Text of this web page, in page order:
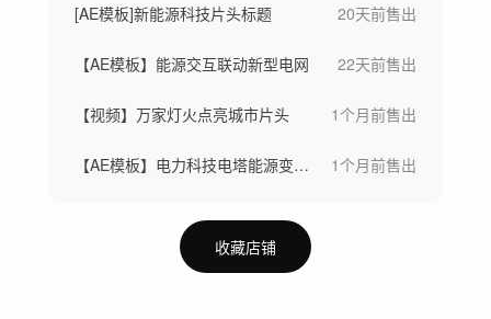
[AE模板]新能源科技片头标题 20天前售出
【AE模板】能源交互联动新型电网 22天前售出
【视频】万家灯火点亮城市片头 1个月前售出
【AE模板】电力科技电塔能源变电站片头 1个月前售出
收藏店铺